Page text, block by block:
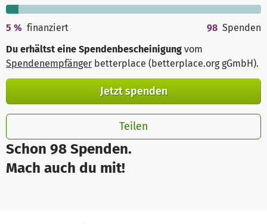
Schon 98 Spenden.
Mach auch du mit!
5 % finanziert 98 Spenden
Du erhältst eine Spendenbescheinigung vom
Spendenempfänger betterplace (betterplace.org gGmbH).
Jetzt spenden
Teilen